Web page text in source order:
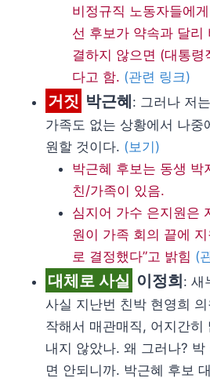
비정규직 노동자들에
선 후보가 약속과 달리
결하지 않으면 (대통
다고 함. (관련 링크)
거짓 박근혜: 그러나 저
가족도 없는 상황에서 나중
원할 것이다. (보기)
박근혜 후보는 동생 박
친/가족이 있음.
심지어 가수 은지원은
원이 가족 회의 끝에
로 결정했다”고 밝힘 (
대체로 사실 이정희: 새
사실 지난번 친박 현영희
작해서 매관매직, 어지간히
내지 않았나. 왜 그러나? 박
면 안되니까. 박근혜 후보